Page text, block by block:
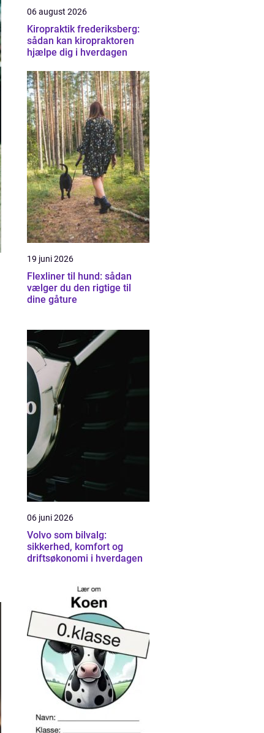
06 august 2026
Kiropraktik frederiksberg:
sådan kan kiropraktoren
hjælpe dig i hverdagen
19 juni 2026
Flexliner til hund: sådan
vælger du den rigtige til
dine gåture
06 juni 2026
Volvo som bilvalg:
sikkerhed, komfort og
driftsøkonomi i hverdagen